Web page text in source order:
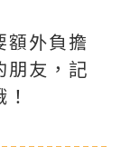
額外負擔
朋友，記